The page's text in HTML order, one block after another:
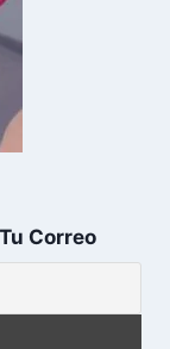
Correo